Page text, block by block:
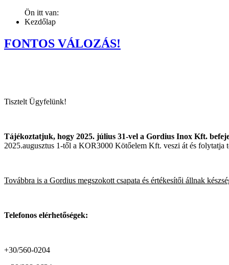
Ön itt van:
Kezdőlap
FONTOS VÁLOZÁS!
Tisztelt Ügyfelünk!
Tájékoztatjuk, hogy 2025. július 31-vel a Gordius Inox Kft.
2025.augusztus 1-től a KOR3000 Kötőelem Kft. veszi át és folytatja
Továbbra is a Gordius megszokott csapata és értékesítői állnak
Telefonos elérhetőségek:
+30/560-0204